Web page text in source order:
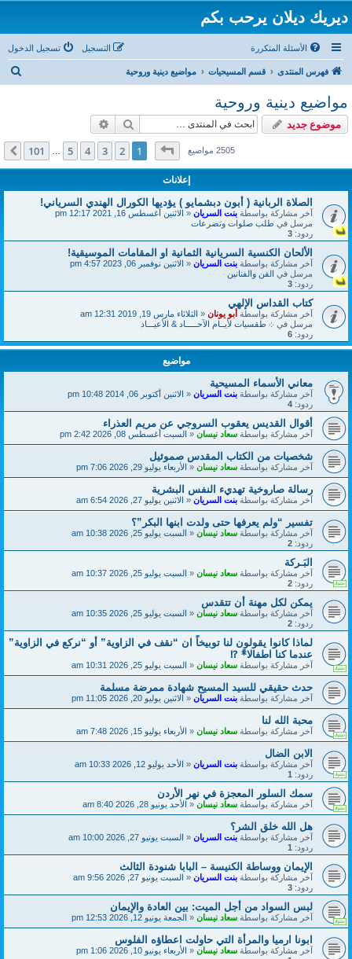
ديريك ديلان يرحب بكم
الأسئلة المتكررة تسجيل الدخول التسجيل
فهرس المنتدى قسم المسيحيات مواضيع دينية وروحية
ب
مواضيع دينية وروحية
موضوع جديد بحث
2505 مواضيع
صفحة1من 101
1
2
3
4
5
101 التالي
إعلانات
الصلاة الربانية ( أبون دبشمايو ) يؤديها الكورال الهندي السرياني!
آخر مشاركة بواسطةبنت السريان«الاثنين أغسطس 16, 2021 12:17 pm
مرسل فيطلب صلوات وتضرعات
ردود: 3
الألحان الكنسية السريانية الثمانية او المقامات الموسيقية!
آخر مشاركة بواسطةبنت السريان«الاثنين نوفمبر 06, 2023 4:57 pm
مرسل فيالفن والفنانين
ردود: 3
كتاب القداس الإلهي
آخر مشاركة بواسطةأبو يونان«الثلاثاء مارس 19, 2019 12:31 am
مرسل في܀ طقسيات لأيــام الآحـــــاد & الأعيـــاد
ردود: 6
مواضيع
معاني الأسماء المسيحية
آخر مشاركة بواسطةبنت السريان«الاثنين أكتوبر 06, 2014 10:48 pm
ردود: 4
أقوال القديس يعقوب السروجي عن مريم العذراء
آخر مشاركة بواسطةسعاد نيسان«السبت أغسطس 08, 2026 2:42 pm
شخصيات من الكتاب المقدس صموئيل
آخر مشاركة بواسطةسعاد نيسان«الأربعاء يوليو 29, 2026 7:06 pm
رسالة صاروخية تهديء النفس البشرية
آخر مشاركة بواسطةبنت السريان«الاثنين يوليو 27, 2026 6:54 am
تفسير “ولم يعرفها حتى ولدت ابنها البكر”؟
آخر مشاركة بواسطةسعاد نيسان«السبت يوليو 25, 2026 10:38 am
ردود: 2
البَـركة
آخر مشاركة بواسطةسعاد نيسان«السبت يوليو 25, 2026 10:37 am
ردود: 2
يمكن لكل مهنة أن تتقدس
آخر مشاركة بواسطةسعاد نيسان«السبت يوليو 25, 2026 10:35 am
ردود: 2
لماذا كانوا يقولون لنا توبيخاً ان “نقف في الزاوية” أو “نركع في الزاوية”
عندما كنا اطفالا*ً ⁉
آخر مشاركة بواسطةسعاد نيسان«السبت يوليو 25, 2026 10:31 am
حدث حقيقي للسيد المسيح شهادة ممرضة مسلمة
آخر مشاركة بواسطةبنت السريان«الاثنين يوليو 20, 2026 11:05 pm
محبة الله لنا
آخر مشاركة بواسطةسعاد نيسان«الأربعاء يوليو 15, 2026 7:48 am
الابن الضال
آخر مشاركة بواسطةبنت السريان«الأحد يوليو 12, 2026 10:33 am
ردود: 1
سمك السلور المعجزة في نهر الأردن
آخر مشاركة بواسطةسعاد نيسان«الأحد يونيو 28, 2026 8:40 am
هل الله خلق الشر؟
آخر مشاركة بواسطةبنت السريان«السبت يونيو 27, 2026 10:00 am
ردود: 1
الإيمان ووساطة الكنيسة – البابا شنودة الثالث
آخر مشاركة بواسطةبنت السريان«السبت يونيو 27, 2026 9:56 am
ردود: 3
لبس السواد من أجل الميت: بين العادة والإيمان
آخر مشاركة بواسطةسعاد نيسان«الجمعة يونيو 12, 2026 12:53 pm
ابونا ارميا والمرأة التي حاولت اعطاؤه الفلوس
آخر مشاركة بواسطةسعاد نيسان«الأربعاء يونيو 10, 2026 1:06 pm